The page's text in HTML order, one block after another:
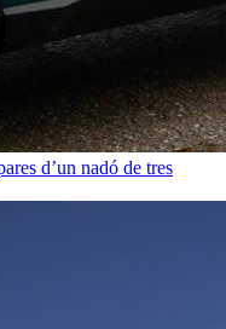
d’un nadó de tres